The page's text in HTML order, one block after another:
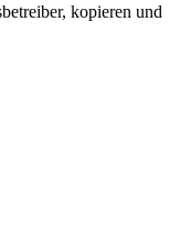
kopieren und